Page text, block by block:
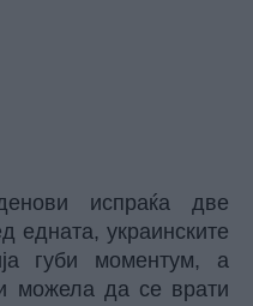
испраќа две
едната, украинските
губи моментум, а
можела да се врати